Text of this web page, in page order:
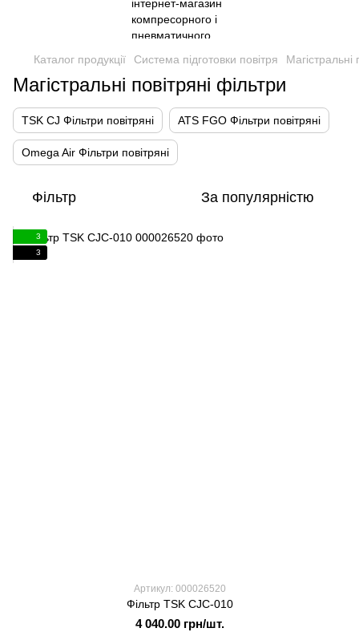
Каталог продукції Система підготовки повітря Магістральні
Магістральні повітряні фільтри
TSK CJ Фільтри повітряні ATS FGO Фільтри повітряні
Omega Air Фільтри повітряні
Фільтр За популярністю
3
3
Артикул: 000026520
Фільтр TSK CJС-010
4 040.00 грн/шт.